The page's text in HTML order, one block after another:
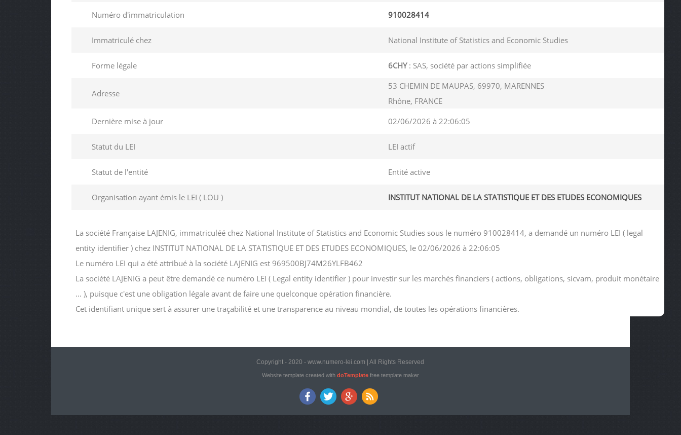
Numéro d'immatriculation 910028414
Immatriculé chez National Institute of Statistics and Economic Studies
Forme légale 6CHY: SAS, société par actions simplifiée
Adresse
53 CHEMIN DE MAUPAS, 69970, MARENNES
Rhône, FRANCE
Dernière mise à jour
02/06/2026 à 22:06:05
Statut du LEI LEI actif
Statut de l'entité Entité active
Organisation ayant émis le LEI ( LOU ) INSTITUT NATIONAL DE LA STATISTIQUE ET DES ETUDES ECONOMIQUES
La société Française LAJENIG, immatriculéé chez National Institute of Statistics and Economic Studies sous le numéro 910028414, a demandé un numéro LEI ( legal
entity identifier ) chez INSTITUT NATIONAL DE LA STATISTIQUE ET DES ETUDES ECONOMIQUES, le 02/06/2026 à 22:06:05
Le numéro LEI qui a été attribué à la société LAJENIG est 969500BJ74M26YLFB462
La société LAJENIG a peut être demandé ce numéro LEI ( Legal entity identifier ) pour investir sur les marchés financiers ( actions, obligations, sicvam, produit monétaire
... ), puisque c'est une obligation légale avant de faire une quelconque opération financière.
Cet identifiant unique sert à assurer une traçabilité et une transparence au niveau mondial, de toutes les opérations financières.
Copyright - 2020 - www.numero-lei.com | All Rights Reserved
Website template created with doTemplatefree template maker